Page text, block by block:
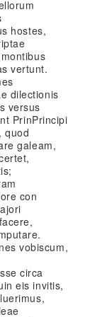
hostes,
vertunt.
dilectionis
versus
PrinPrincipi
quod
galeam,
con
vobiscum,
circa
eis invitis,